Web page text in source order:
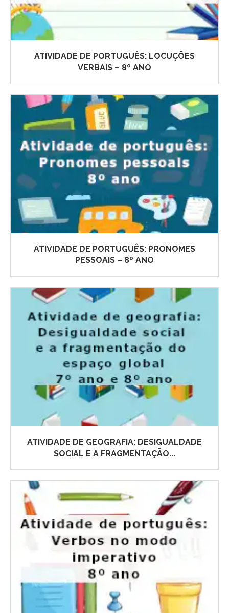
ATIVIDADE DE PORTUGUÊS: LOCUÇÕES
VERBAIS – 8º ANO
ATIVIDADE DE PORTUGUÊS: PRONOMES
PESSOAIS – 8º ANO
ATIVIDADE DE GEOGRAFIA: DESIGUALDADE
SOCIAL E A FRAGMENTAÇÃO...